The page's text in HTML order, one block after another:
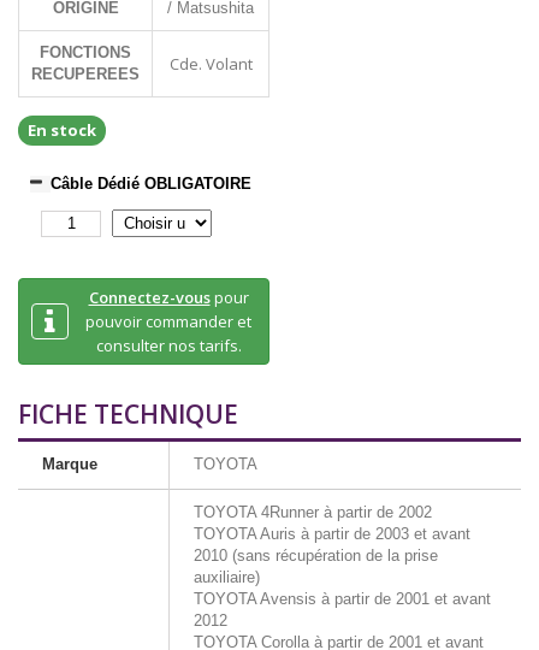
ORIGINE
/ Matsushita
FONCTIONS
RECUPEREES
Cde. Volant
En stock
Câble Dédié OBLIGATOIRE
Connectez-vouspour
pouvoir commander et
consulter nos tarifs.
FICHE TECHNIQUE
Marque TOYOTA
TOYOTA 4Runner à partir de 2002
TOYOTA Auris à partir de 2003 et avant
2010 (sans récupération de la prise
auxiliaire)
TOYOTA Avensis à partir de 2001 et avant
2012
TOYOTA Corolla à partir de 2001 et avant